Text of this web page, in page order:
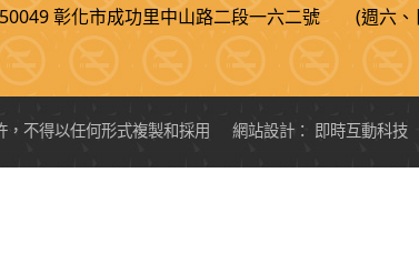
彰化市成功里中山路二段一六二號
(週六
不得以任何形式複製和採用 網站設計： 即時互動科技